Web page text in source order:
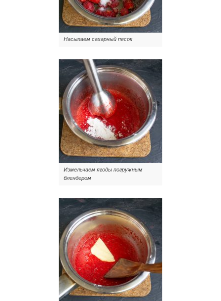
Насыпаем сахарный песок
Измельчаем ягоды погружным
блендером